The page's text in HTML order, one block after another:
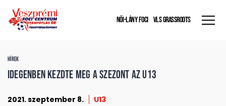
NŐI-LÁNY FOCI VLS GRASSROOTS
HÍREK
Idegenben kezdte meg a szezont az U13
2021. szeptember 8. U13